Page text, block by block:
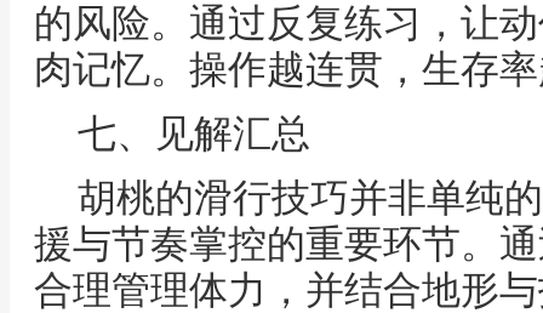
的风险。通过反复练习，让
肉记忆。操作越连贯，生存
七、见解汇总
胡桃的滑行技巧并非单纯
援与节奏掌控的重要环节。
合理管理体力，并结合地形